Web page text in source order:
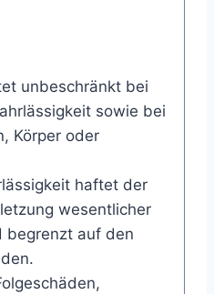
unbeschränkt bei
sowie bei
Körper oder
haftet der
wesentlicher
begrenzt auf den